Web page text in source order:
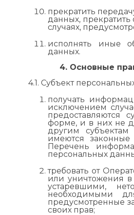
прекратить
данных,
случаях,
исполнять иные
данных.
4. Основные
4.1. Субъект
получать
исключением
предоставляются
форме, и в них не
другим
имеются
Перечень
персональных
требовать от
или уничтожения
устаревшими,
необходимыми
предусмотренные
своих прав;